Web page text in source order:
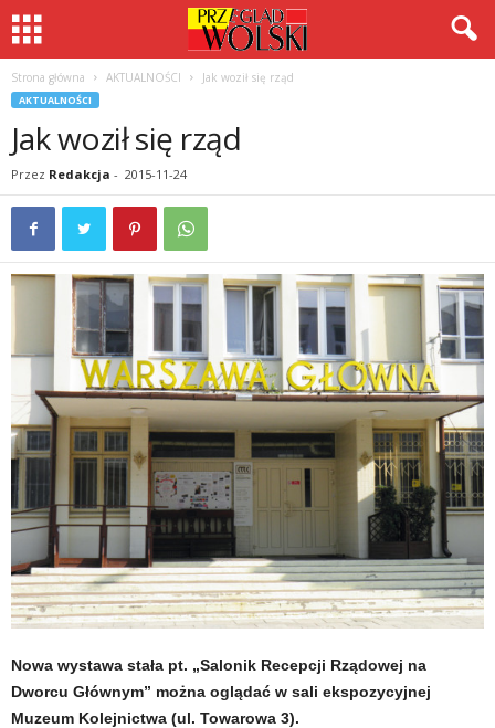
Strona główna AKTUALNOŚCI Jak woził się rząd
AKTUALNOŚCI
Jak woził się rząd
Przez Redakcja - 2015-11-24
Nowa wystawa stała pt. „Salonik Recepcji Rządowej na
Dworcu Głównym” można oglądać w sali ekspozycyjnej
Muzeum Kolejnictwa (ul. Towarowa 3).